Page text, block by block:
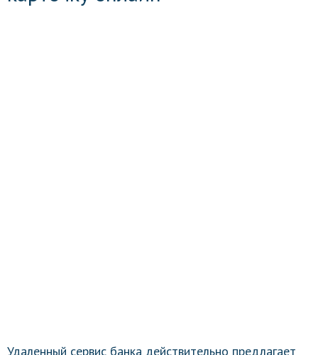
Удаленный сервис банка действительно предлагает